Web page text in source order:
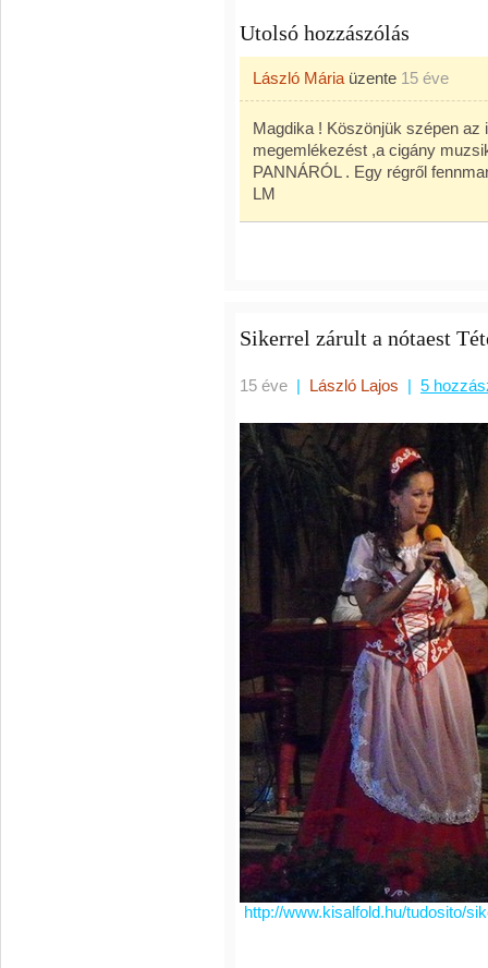
Utolsó hozzászólás
László Mária üzente 15 éve
Magdika ! Köszönjük szépen
megemlékezést ,a cigány
PANNÁRÓL . Egy régről
LM
Sikerrel zárult a nótaest
15 éve | László Lajos | 5
http://www.kisalfold.hu/tudosito/